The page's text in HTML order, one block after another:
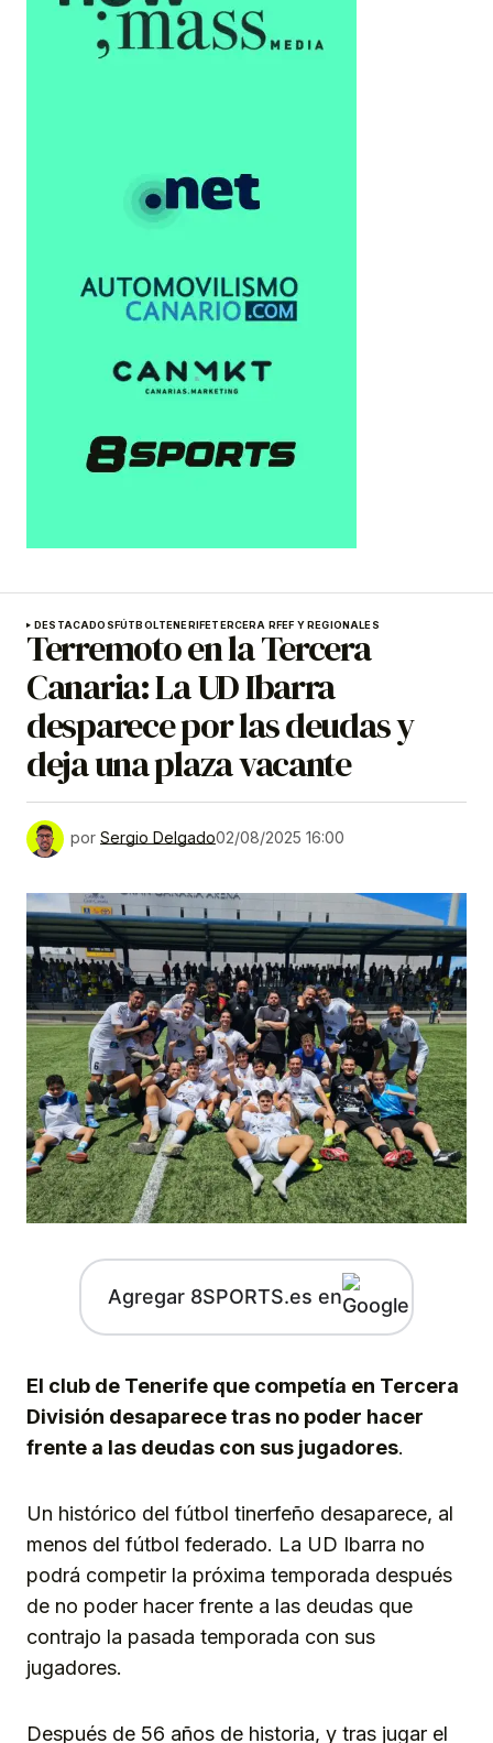
DESTACADOSFÚTBOLTENERIFETERCERA RFEF Y REGIONALES
Terremoto en la Tercera
Canaria: La UD Ibarra
desparece por las deudas y
deja una plaza vacante
por Sergio Delgado02/08/2025 16:00
Agregar 8SPORTS.es en
El club de Tenerife que competía en Tercera
División desaparece tras no poder hacer
frente a las deudas con sus jugadores.
Un histórico del fútbol tinerfeño desaparece, al
menos del fútbol federado. La UD Ibarra no
podrá competir la próxima temporada después
de no poder hacer frente a las deudas que
contrajo la pasada temporada con sus
jugadores.
Después de 56 años de historia, y tras jugar el